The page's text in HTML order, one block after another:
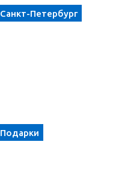
Санкт-Петербург
Подарки